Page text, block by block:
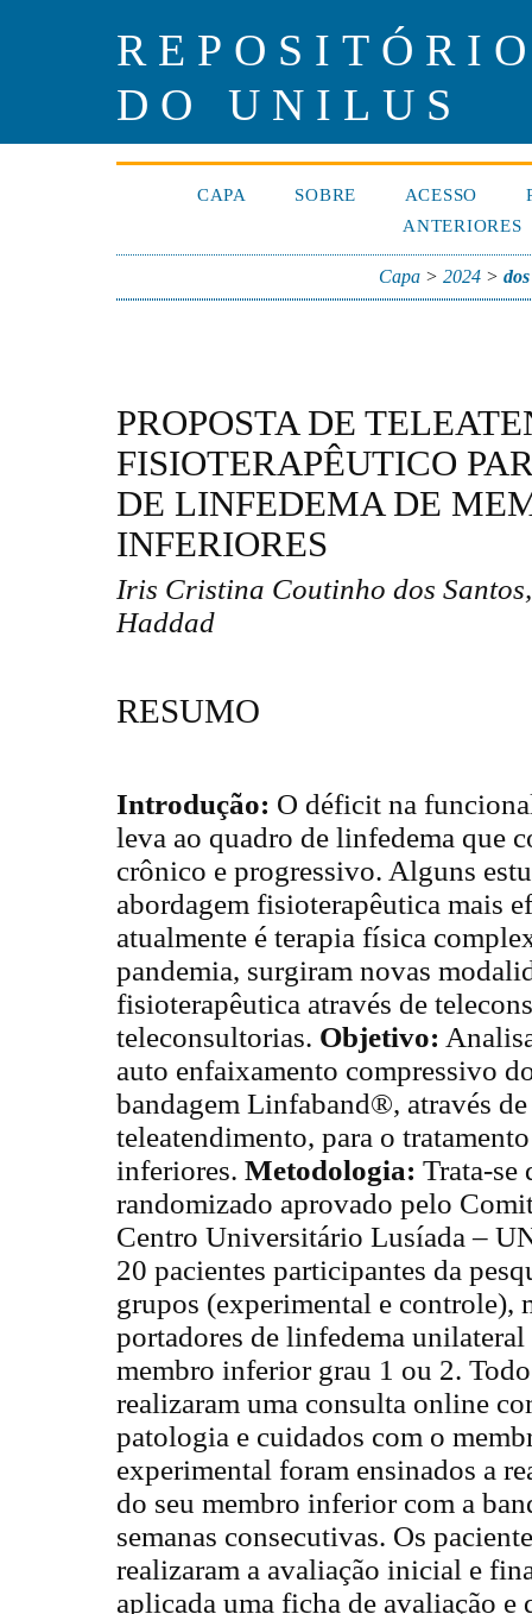
DO UNILUS
CAPA SOBRE ACESSO
ANTERIORES
Capa >2024 >
PROPOSTA DE
FISIOTERAPÊUTICO
DE LINFEDEMA DE
INFERIORES
Iris Cristina Coutinho dos
Haddad
RESUMO
Introdução: O déficit na
leva ao quadro de linfedema que
crônico e progressivo. Alguns
abordagem fisioterapêutica mais
atualmente é terapia física
pandemia, surgiram novas
fisioterapêutica através de
teleconsultorias. Objetivo:
auto enfaixamento compressivo
bandagem Linfaband®, através
teleatendimento, para o
inferiores. Metodologia: Trata-se
randomizado aprovado pelo
Centro Universitário Lusíada –
20 pacientes participantes da
grupos (experimental e controle),
portadores de linfedema
membro inferior grau 1 ou 2.
realizaram uma consulta online
patologia e cuidados com o
experimental foram ensinados a
do seu membro inferior com a
semanas consecutivas. Os
realizaram a avaliação inicial e
aplicada uma ficha de avaliação